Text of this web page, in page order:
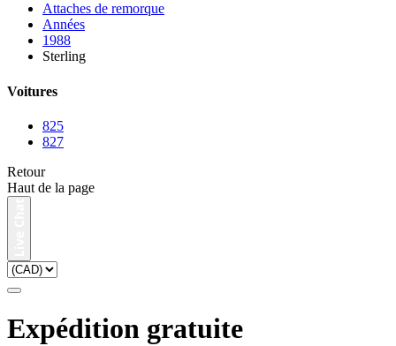
Attaches de remorque
Années
1988
Sterling
Voitures
825
827
Retour
Haut de la page
Expédition gratuite